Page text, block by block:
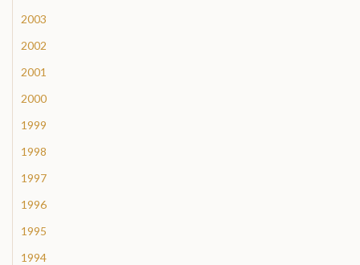
2003
2002
2001
2000
1999
1998
1997
1996
1995
1994